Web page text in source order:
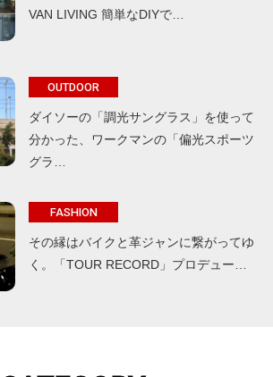
VAN LIVING 簡単なDIYで…
OUTDOOR
ダイソーの「調光サングラス」を使って
分かった、ワークマンの「偏光スポーツ
グラ…
FASHION
その縁はバイクと革ジャンに繋がってゆ
く。「TOUR RECORD」プロデュー…